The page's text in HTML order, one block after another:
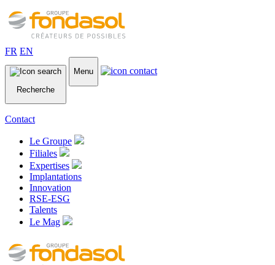
FR EN
Recherche
Menu
Contact
Le Groupe
Filiales
Expertises
Implantations
Innovation
RSE-ESG
Talents
Le Mag